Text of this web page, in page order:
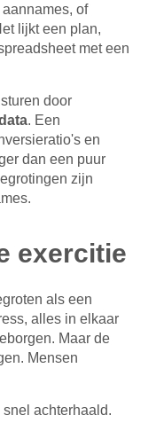
of
lijkt een plan,
met een
door
. Een
en
dan een puur
zijn
exercitie
als een
alles in elkaar
Maar de
Mensen
achterhaald.